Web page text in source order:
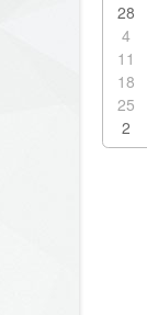
28
4
11
18
25
2